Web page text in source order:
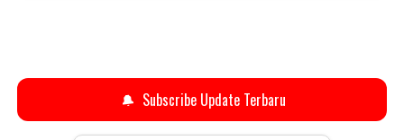
🔔 Subscribe Update Terbaru